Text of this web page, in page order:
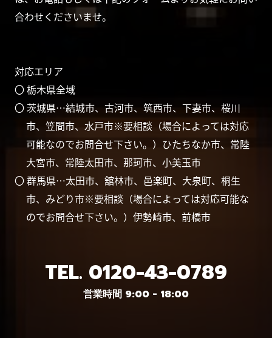
合わせくださいませ。
対応エリア
〇 栃木県全域
〇 茨城県…結城市、古河市、筑西市、下妻市、桜川
市、笠間市、水戸市※要相談（場合によっては対応
可能なのでお問合せ下さい。）ひたちなか市、常陸
大宮市、常陸太田市、那珂市、小美玉市
〇 群馬県…太田市、舘林市、邑楽町、大泉町、桐生
市、みどり市※要相談（場合によっては対応可能な
のでお問合せ下さい。）伊勢崎市、前橋市
TEL. 0120-43-0789
営業時間 9:00 - 18:00